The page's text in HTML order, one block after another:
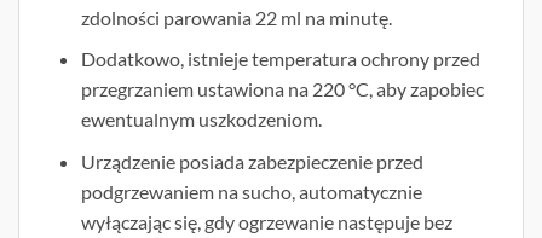
zdolności parowania 22 ml na minutę.
Dodatkowo, istnieje temperatura ochrony przed
przegrzaniem ustawiona na 220 °C, aby zapobiec
ewentualnym uszkodzeniom.
Urządzenie posiada zabezpieczenie przed
podgrzewaniem na sucho, automatycznie
wyłączając się, gdy ogrzewanie następuje bez